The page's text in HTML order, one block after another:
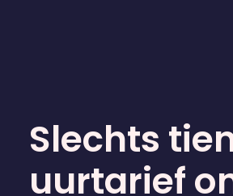
Slechts
uurtarief